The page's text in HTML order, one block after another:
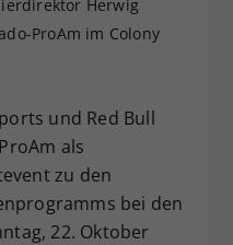
Herwig
ProAm im Colony
und Red Bull
als
zu den
bei den
22. Oktober
Ihre Consent-
ID, für die
Einstellungen, falls der
dies eingestellt